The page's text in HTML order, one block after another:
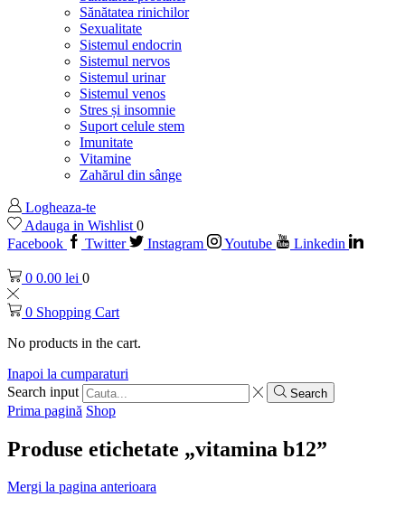
Sănătatea rinichilor
Sexualitate
Sistemul endocrin
Sistemul nervos
Sistemul urinar
Sistemul venos
Stres și insomnie
Suport celule stem
Imunitate
Vitamine
Zahărul din sânge
Logheaza-te
Adauga in Wishlist 0
Facebook
Twitter Instagram Youtube Linkedin
0 0.00 lei 0
0 Shopping Cart
No products in the cart.
Inapoi la cumparaturi
Search input
Search
Prima pagină Shop
Produse etichetate „vitamina b12”
Mergi la pagina anterioara